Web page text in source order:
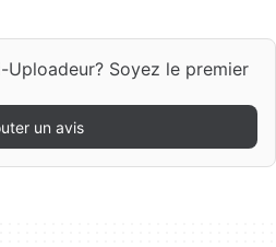
Soyez le premier
un avis